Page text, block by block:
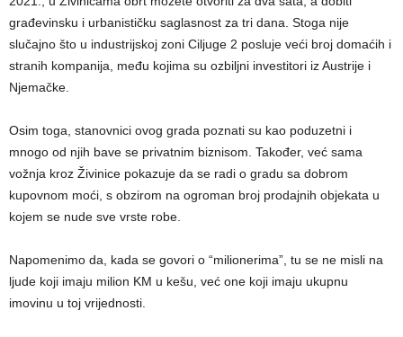
građevinsku i urbanističku saglasnost za tri dana. Stoga nije
slučajno što u industrijskoj zoni Ciljuge 2 posluje veći broj domaćih i
stranih kompanija, među kojima su ozbiljni investitori iz Austrije i
Njemačke.
Osim toga, stanovnici ovog grada poznati su kao poduzetni i
mnogo od njih bave se privatnim biznisom. Također, već sama
vožnja kroz Živinice pokazuje da se radi o gradu sa dobrom
kupovnom moći, s obzirom na ogroman broj prodajnih objekata u
kojem se nude sve vrste robe.
Napomenimo da, kada se govori o “milionerima”, tu se ne misli na
ljude koji imaju milion KM u kešu, već one koji imaju ukupnu
imovinu u toj vrijednosti.